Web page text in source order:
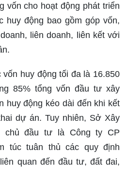
vốn cho hoạt động phát triển
huy động bao gồm góp vốn,
liên doanh, liên kết với
huy động tối đa là 16.850
85% tổng vốn đầu tư xây
huy động kéo dài đến khi kết
dự án. Tuy nhiên, Sở Xây
chủ đầu tư là Công ty CP
túc tuân thủ các quy định
quan đến đầu tư, đất đai,